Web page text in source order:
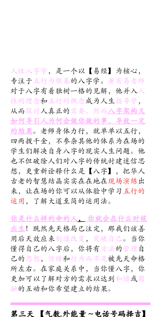
人性八字学 ，是一个以【易经】为核心，
专注于五行为根基的八字学。 黃有易老师
对于八字有着独树一格的见解，他并入人
性的理念和五行的概念成为人生指导学 ，
从而探讨人真正的需要，然而八字架构又
如何导引人为何会做你做的事，导致一定
的结果。老师身体力行，就单单以五行，
四两拨千金，不参杂其他的体系为在场的
学生们解决自身八字的现实人生问题。他
也不但破除人们对八字的传统封建迷信思
想，更重新诠释什么是【八字】，把华人
古老的智慧结晶实实在在地在现场演练 出
来，让在场的你可以从体验中学习五行的
运用 ，了解大道至简的运用法。
你是什么样的命的人，
你就会在什么时候
出生！既然先天格局已注定，那我们该善
用后天效应来创造改变 ， 突破自己。当你
懂得自己的八字后，你将有方法的管理 自
己的思想， 情绪和行为而不是被先天命格
所左右。在家庭关系中，当你懂八字，你
更加可以了解对方的需求以达到和谐或圆
融的互动和你希望建立的结果。
第三天 【气数.外能量 ~电话号码择吉】